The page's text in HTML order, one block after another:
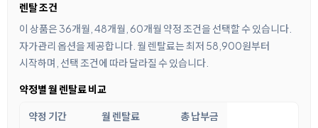
렌탈 조건
이 상품은 36개월, 48개월, 60개월 약정 조건을 선택할 수 있습니다.
자가관리 옵션을 제공합니다. 월 렌탈료는 최저 58,900원부터
시작하며, 선택 조건에 따라 달라질 수 있습니다.
약정별 월 렌탈료 비교
약정 기간 월 렌탈료 총 납부금